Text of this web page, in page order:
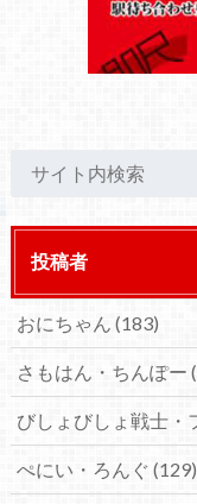
投稿者
おにちゃん (183)
さもはん・ちんぽー
びしょびしょ戦士・
ぺにい・ろんぐ (129)